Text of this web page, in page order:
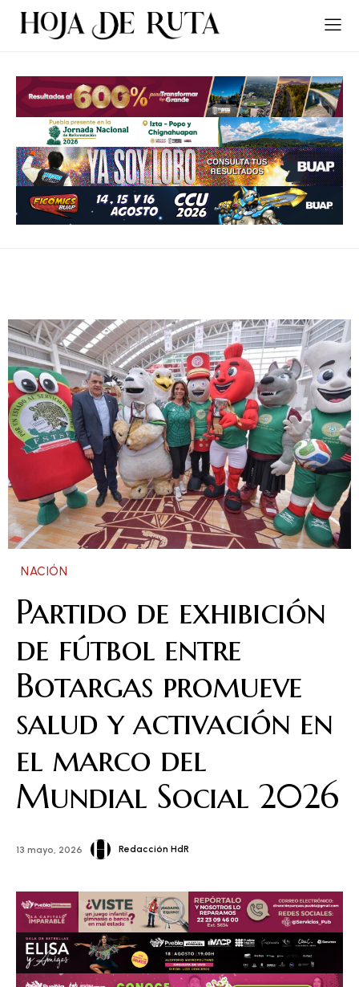
NACIÓN
Partido de exhibición
de fútbol entre
Botargas promueve
salud y activación en
el marco del
Mundial Social 2026
13 mayo, 2026 Redacción HdR